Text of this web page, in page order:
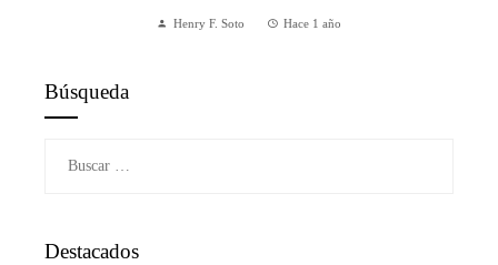
Henry F. Soto Hace 1 año
Búsqueda
Destacados